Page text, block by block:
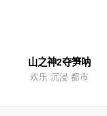
山之神2夺笋呐
欢乐 沉浸 都市